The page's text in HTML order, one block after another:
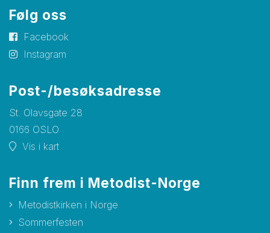
Følg oss
Facebook
Instagram
Post-/besøksadresse
St. Olavsgate 28
0166 OSLO
Vis i kart
Finn frem i Metodist-Norge
Metodistkirken i Norge
Sommerfesten